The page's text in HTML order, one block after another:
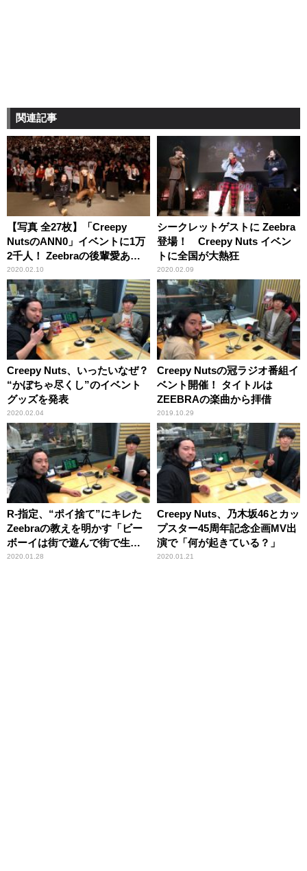
関連記事
【写真 全27枚】「Creepy
NutsのANN0」イベントに1万
2千人！ Zeebraの後輩愛あふ
れるサービスにリスナー歓喜
2020.02.10
シークレットゲストに Zeebra
登場！ Creepy Nuts イベン
トに全国が大熱狂
2020.02.09
Creepy Nuts、いったいなぜ？
“かぼちゃ尽くし”のイベント
グッズを発表
2020.02.04
Creepy Nutsの冠ラジオ番組イ
ベント開催！ タイトルは
ZEEBRAの楽曲から拝借
2019.10.29
R-指定、“ポイ捨て”にキレた
Zeebraの教えを明かす「ビー
ボーイは街で遊んで街で生き
ているんだから」
2020.01.28
Creepy Nuts、乃木坂46とカッ
プスター45周年記念企画MV出
演で「何が起きている？」
2020.01.21